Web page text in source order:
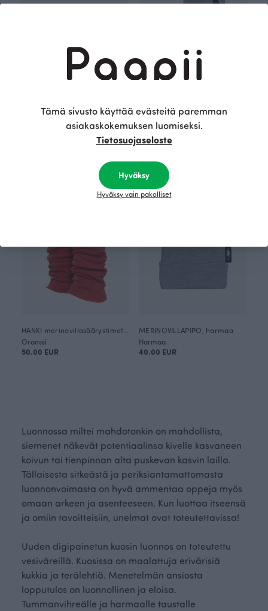
KINOS merinovillahuivi, ruoste
Harmaa
Oranssi
50.00 EUR
MERINOVILLAPIPO, harmaa
Harmaa
40.00 EUR
Luonnossa miltei mahdotonkin on mahdollista,
siemenet näkevät potentiaalinsa kivelle kasvaneen
koivun tai tienpinnan alta puskevan kasvin lailla.
Tällaisesta sitkeästä ja periksiantamattomasta
luonnonvoimasta on hyvä ammentaa oppeja myös
omaan arkeen ja asenteeseen. Kun luottaa itseensä
ja omiin tavoitteisiin, unelmat ovat toteutettavissa!
Uuden digipainetun kuosin luonnos on toteutettu
vesiväreillä. Kuosissa on maalattuja erivärisiä
kukkia ja terälehtiä. Menetelmän ansiosta
lopputulos on luonnollinen ja eloisa.
Tummanvihreälle ja harmaalle taustalle
Tämä sivusto käyttää evästeitä paremman
asiakaskokemuksen luomiseksi.
Tietosuojaseloste
Hyväksy
Hyväksy vain pakolliset